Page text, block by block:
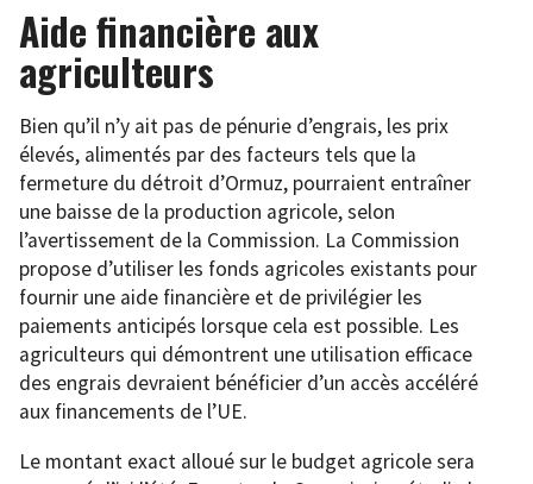
Aide financière aux
agriculteurs
Bien qu’il n’y ait pas de pénurie d’engrais, les prix
élevés, alimentés par des facteurs tels que la
fermeture du détroit d’Ormuz, pourraient entraîner
une baisse de la production agricole, selon
l’avertissement de la Commission. La Commission
propose d’utiliser les fonds agricoles existants pour
fournir une aide financière et de privilégier les
paiements anticipés lorsque cela est possible. Les
agriculteurs qui démontrent une utilisation efficace
des engrais devraient bénéficier d’un accès accéléré
aux financements de l’UE.
Le montant exact alloué sur le budget agricole sera